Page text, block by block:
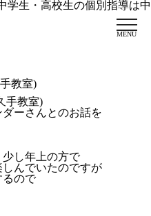
学生・高校生の個別指導は中
MENU
教室)
手教室)
ーさんとのお話を
し年上の方で
んでいたのですが
るので